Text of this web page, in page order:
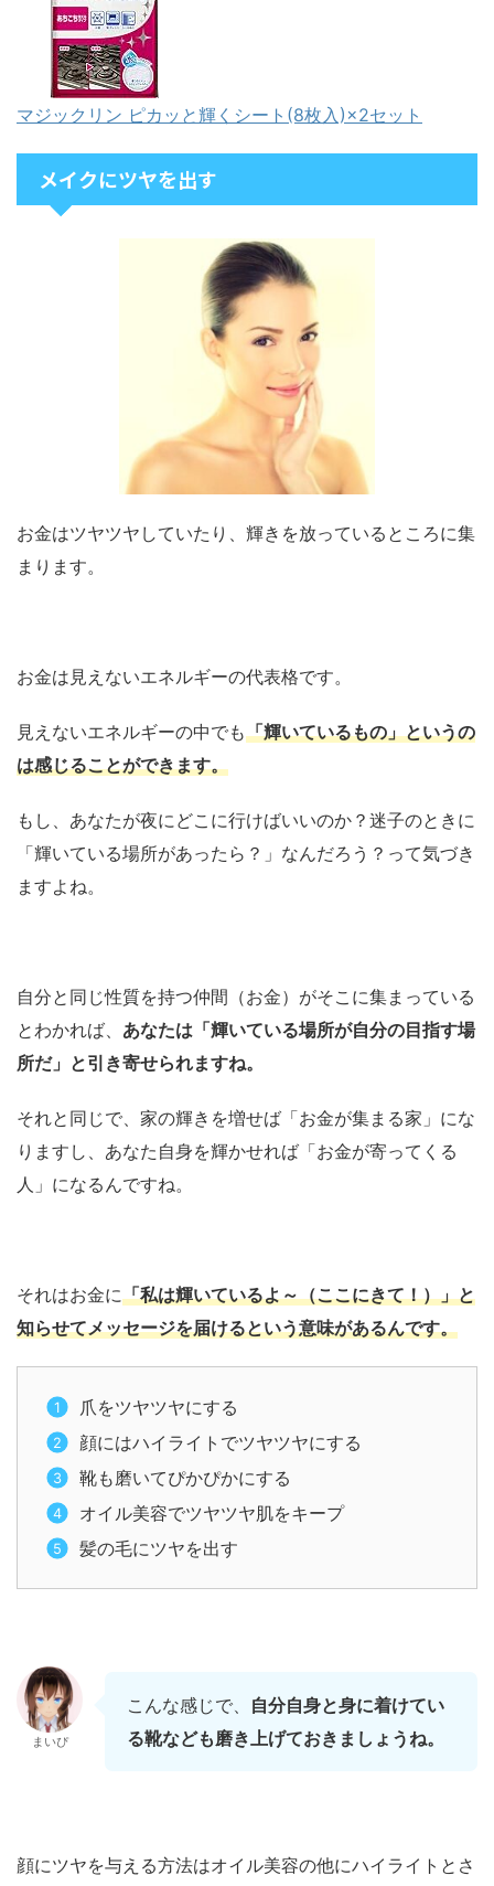
マジックリン ピカッと輝くシート(8枚入)×2セット
メイクにツヤを出す
お金はツヤツヤしていたり、輝きを放っているところに集
まります。
お金は見えないエネルギーの代表格です。
見えないエネルギーの中でも「輝いているもの」というの
は感じることができます。
もし、あなたが夜にどこに行けばいいのか？迷子のときに
「輝いている場所があったら？」なんだろう？って気づき
ますよね。
自分と同じ性質を持つ仲間（お金）がそこに集まっている
とわかれば、 あなたは「輝いている場所が自分の目指す場
所だ」と引き寄せられますね。
それと同じで、家の輝きを増せば「お金が集まる家」にな
りますし、あなた自身を輝かせれば「お金が寄ってくる
人」になるんですね。
それはお金に「私は輝いているよ～（ここにきて！）」と
知らせてメッセージを届けるという意味があるんです。
爪をツヤツヤにする
顔にはハイライトでツヤツヤにする
靴も磨いてぴかぴかにする
オイル美容でツヤツヤ肌をキープ
髪の毛にツヤを出す
まいぴ
こんな感じで、 自分自身と身に着けてい
る靴なども磨き上げておきましょうね。
顔にツヤを与える方法はオイル美容の他にハイライトとさ